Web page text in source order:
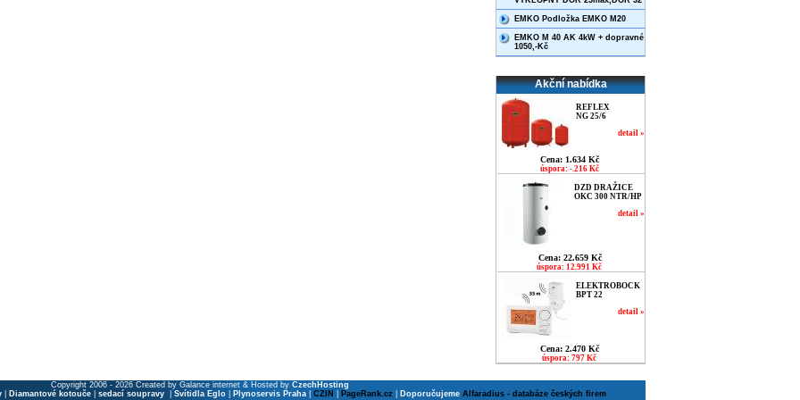
EMKO Podložka EMKO M20
EMKO M 40 AK 4kW + dopravné
1050,-Kč
Akční nabídka
REFLEX
NG 25/6
detail »
Cena: 1.634 Kč
úspora: -.216 Kč
DZD DRAŽICE
OKC 300 NTR/HP
detail »
Cena: 22.659 Kč
úspora: 12.991 Kč
ELEKTROBOCK
BPT 22
detail »
Cena: 2.470 Kč
úspora: 797 Kč
Copyright 2006 - 2026 Created by Galance internet & Hosted by CzechHosting
Diamantové kotouče sedací soupravy Svítidla Eglo Plynoservis Praha CZIN PageRank.cz Doporučujeme Alfaradius - databáze českých firem